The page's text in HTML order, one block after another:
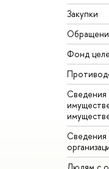
Закупки
Фонд
Сведения
Сведения